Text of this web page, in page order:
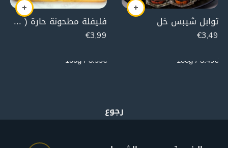
توابل شيبس خل
€3,49
3.49€ / 100g
فليفلة مطحونة حارة ( فليفلة حلبية )
€3,99
3.99€ / 100g